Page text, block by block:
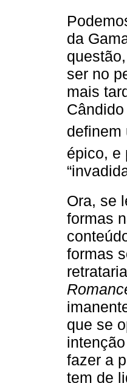
da
ser no
mais
definem
épico, e
Ora, se
formas
formas
que se
fazer a
tem de